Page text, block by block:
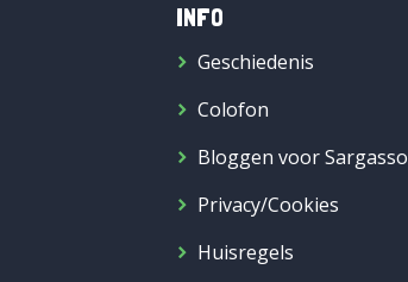
INFO
Geschiedenis
Colofon
Bloggen voor Sargasso
Privacy/Cookies
Huisregels